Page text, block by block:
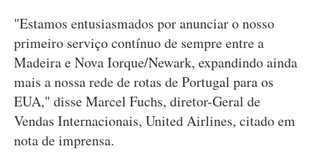
"Estamos entusiasmados por anunciar o nosso
primeiro serviço contínuo de sempre entre a
Madeira e Nova Iorque/Newark, expandindo ainda
mais a nossa rede de rotas de Portugal para os
EUA," disse Marcel Fuchs, diretor-Geral de
Vendas Internacionais, United Airlines, citado em
nota de imprensa.